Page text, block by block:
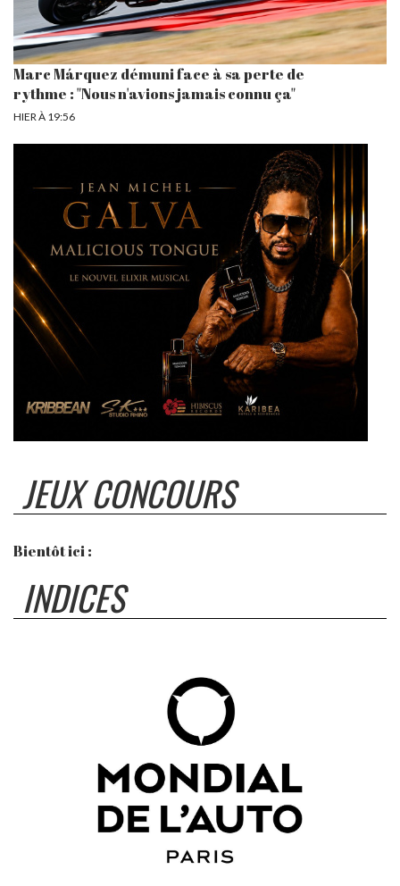
Marc Márquez démuni face à sa perte de
rythme : "Nous n'avions jamais connu ça"
HIER À 19:56
JEUX CONCOURS
Bientôt ici :
INDICES